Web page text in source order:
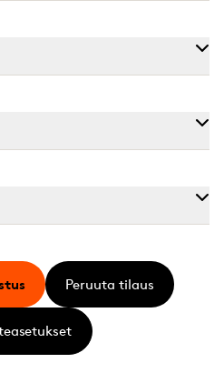
Peruuta tilaus